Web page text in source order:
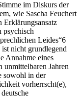
im Diskurs der
wie Sascha Feuchert
Erklärungsansatz
psychisch
Leides“6
nicht grundlegend
Annahme eines
unmittelbaren Jahren
sowohl in der
vorherrscht(e),